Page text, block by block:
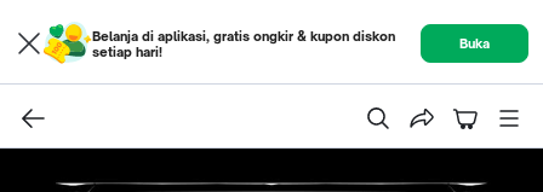
Belanja di aplikasi, gratis ongkir & kupon diskon
setiap hari!
Buka